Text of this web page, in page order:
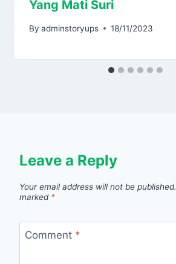
Yang Mati Suri
By adminstoryups 18/11/2023
Leave a Reply
Your email address will not be published.
marked *
Comment *